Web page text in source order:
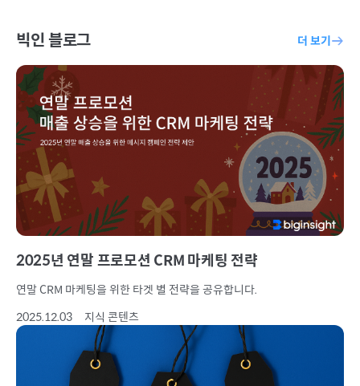
빅인 블로그 더 보기
2025년 연말 프로모션 CRM 마케팅 전략
연말 CRM 마케팅을 위한 타겟 별 전략을 공유합니다.
2025.12.03
지식 콘텐츠